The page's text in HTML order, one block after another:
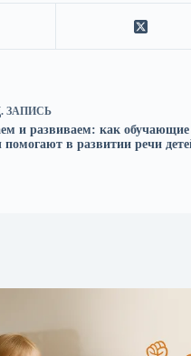
ЗАПИСЬ
и развиваем: как обучающие
помогают в развитии речи